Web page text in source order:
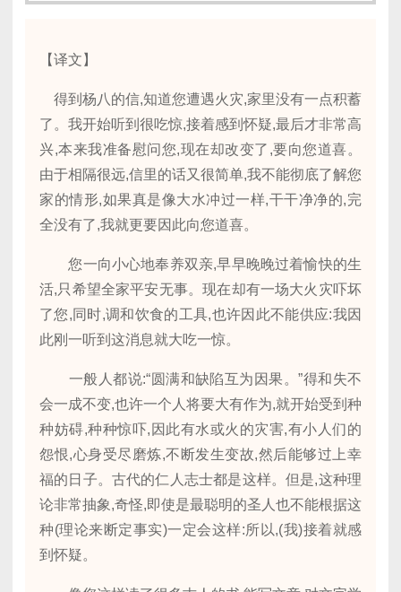
【译文】
得到杨八的信,知道您遭遇火灾,家里没有一点积蓄
了。我开始听到很吃惊,接着感到怀疑,最后才非常高
兴,本来我准备慰问您,现在却改变了,要向您道喜。
由于相隔很远,信里的话又很简单,我不能彻底了解您
家的情形,如果真是像大水冲过一样,干干净净的,完
全没有了,我就更要因此向您道喜。
您一向小心地奉养双亲,早早晚晚过着愉快的生
活,只希望全家平安无事。现在却有一场大火灾吓坏
了您,同时,调和饮食的工具,也许因此不能供应:我因
此刚一听到这消息就大吃一惊。
一般人都说:“圆满和缺陷互为因果。”得和失不
会一成不变,也许一个人将要大有作为,就开始受到种
种妨碍,种种惊吓,因此有水或火的灾害,有小人们的
怨恨,心身受尽磨炼,不断发生变故,然后能够过上幸
福的日子。古代的仁人志士都是这样。但是,这种理
论非常抽象,奇怪,即使是最聪明的圣人也不能根据这
种(理论来断定事实)一定会这样:所以,(我)接着就感
到怀疑。